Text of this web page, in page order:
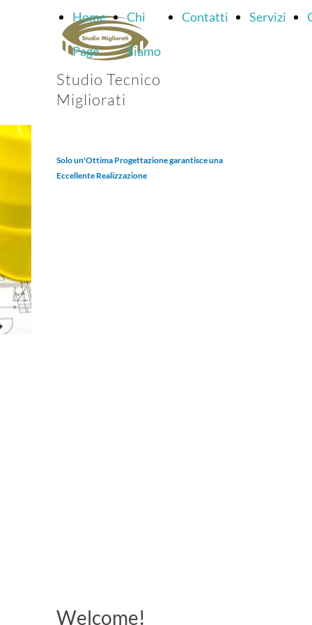
Home
Page
Chi
Siamo
Contatti Servizi
Studio Tecnico
Migliorati
Solo un'Ottima Progettazione garantisce una
Eccellente Realizzazione
Welcome!